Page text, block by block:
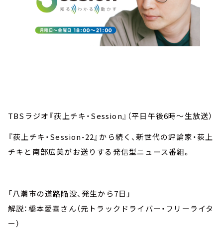
TBSラジオ『荻上チキ・Session』（平日午後6時～生放送）
『荻上チキ・Session-22』から続く、新世代の評論家・荻上
チキと南部広美がお送りする発信型ニュース番組。
「八潮市の道路陥没、発生から7日」
解説：橋本愛喜さん（元トラックドライバー・フリーライタ
ー）